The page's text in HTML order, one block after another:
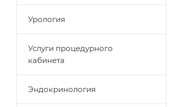
Урология
Услуги процедурного
кабинета
Эндокринология